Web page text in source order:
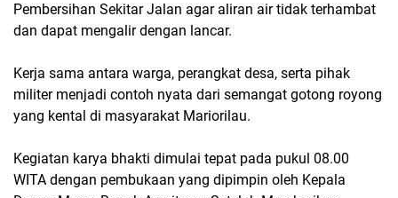
Pembersihan Sekitar Jalan agar aliran air tidak terhambat
dan dapat mengalir dengan lancar.
Kerja sama antara warga, perangkat desa, serta pihak
militer menjadi contoh nyata dari semangat gotong royong
yang kental di masyarakat Mariorilau.
Kegiatan karya bhakti dimulai tepat pada pukul 08.00
WITA dengan pembukaan yang dipimpin oleh Kepala